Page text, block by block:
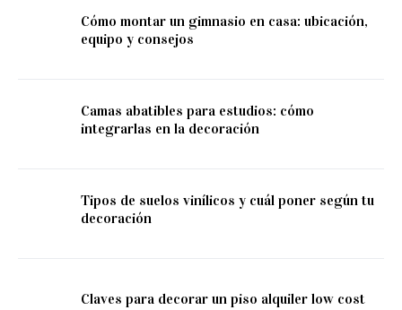
Cómo montar un gimnasio en casa: ubicación,
equipo y consejos
Camas abatibles para estudios: cómo
integrarlas en la decoración
Tipos de suelos vinílicos y cuál poner según tu
decoración
Claves para decorar un piso alquiler low cost